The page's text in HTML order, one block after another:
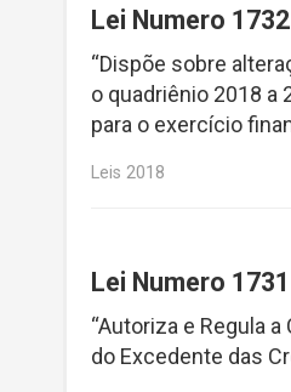
Lei Numero
“Dispõe sobre
o quadriênio 2018 a
para o exercício
Leis 2018
Lei Numero
“Autoriza e Regula
do Excedente das